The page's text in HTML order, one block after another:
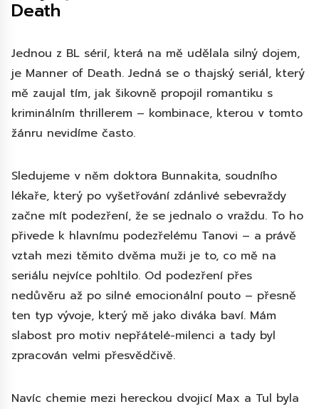
Death
Jednou z BL sérií, která na mě udělala silný dojem,
je Manner of Death. Jedná se o thajský seriál, který
mě zaujal tím, jak šikovně propojil romantiku s
kriminálním thrillerem – kombinace, kterou v tomto
žánru nevidíme často.
Sledujeme v něm doktora Bunnakita, soudního
lékaře, který po vyšetřování zdánlivé sebevraždy
začne mít podezření, že se jednalo o vraždu. To ho
přivede k hlavnímu podezřelému Tanovi – a právě
vztah mezi těmito dvěma muži je to, co mě na
seriálu nejvíce pohltilo. Od podezření přes
nedůvěru až po silné emocionální pouto – přesně
ten typ vývoje, který mě jako diváka baví. Mám
slabost pro motiv nepřátelé-milenci a tady byl
zpracován velmi přesvědčivě.
Navíc chemie mezi hereckou dvojicí Max a Tul byla